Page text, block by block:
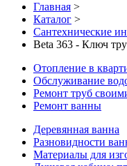
Главная >
Каталог >
Сантехнические
Beta 363 - Ключ
Отопление в
Обслуживание
Ремонт труб
Ремонт ванны
Деревянная ванна
Разновидности
Материалы для